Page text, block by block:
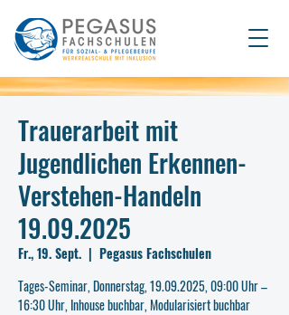
Trauerarbeit mit
Jugendlichen Erkennen-
Verstehen-Handeln
19.09.2025
Fr., 19. Sept.
  |
Pegasus Fachschulen
Tages-Seminar, Donnerstag, 19.09.2025, 09:00 Uhr –
16:30 Uhr, Inhouse buchbar, Modularisiert buchbar